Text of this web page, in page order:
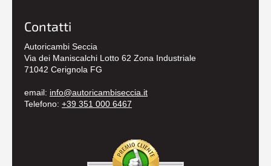
Contatti
Autoricambi Seccia
Via dei Maniscalchi Lotto 62 Zona Industriale
71042 Cerignola FG
email: info@autoricambiseccia.it
Telefono: +39 351 000 6467